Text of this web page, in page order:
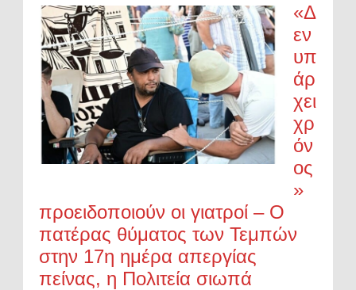
«Δ
εν
υπ
άρ
χει
χρ
όν
ος
»
προειδοποιούν οι γιατροί – Ο
πατέρας θύματος των Τεμπών
στην 17η ημέρα απεργίας
πείνας, η Πολιτεία σιωπά